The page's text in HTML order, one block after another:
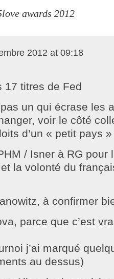
awards 2012
2012 at 09:18
17 titres de Fed
un qui écrase les
voir le côté
d’un « petit pays »
/ Isner à RG pour
la volonté du
à confirmer
parce que c’est
j’ai marqué
au dessus)